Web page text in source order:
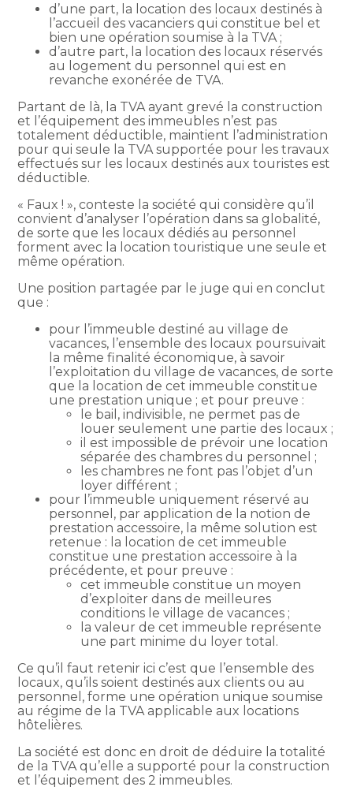
d’une part, la location des locaux destinés à
l’accueil des vacanciers qui constitue bel et
bien une opération soumise à la TVA ;
d’autre part, la location des locaux réservés
au logement du personnel qui est en
revanche exonérée de TVA.
Partant de là, la TVA ayant grevé la construction
et l’équipement des immeubles n’est pas
totalement déductible, maintient l’administration
pour qui seule la TVA supportée pour les travaux
effectués sur les locaux destinés aux touristes est
déductible.
« Faux ! », conteste la société qui considère qu’il
convient d’analyser l’opération dans sa globalité,
de sorte que les locaux dédiés au personnel
forment avec la location touristique une seule et
même opération.
Une position partagée par le juge qui en conclut
que :
pour l’immeuble destiné au village de
vacances, l’ensemble des locaux poursuivait
la même finalité économique, à savoir
l’exploitation du village de vacances, de sorte
que la location de cet immeuble constitue
une prestation unique ; et pour preuve :
le bail, indivisible, ne permet pas de
louer seulement une partie des locaux ;
il est impossible de prévoir une location
séparée des chambres du personnel ;
les chambres ne font pas l’objet d’un
loyer différent ;
pour l’immeuble uniquement réservé au
personnel, par application de la notion de
prestation accessoire, la même solution est
retenue : la location de cet immeuble
constitue une prestation accessoire à la
précédente, et pour preuve :
cet immeuble constitue un moyen
d’exploiter dans de meilleures
conditions le village de vacances ;
la valeur de cet immeuble représente
une part minime du loyer total.
Ce qu’il faut retenir ici c’est que l’ensemble des
locaux, qu’ils soient destinés aux clients ou au
personnel, forme une opération unique soumise
au régime de la TVA applicable aux locations
hôtelières.
La société est donc en droit de déduire la totalité
de la TVA qu’elle a supporté pour la construction
et l’équipement des 2 immeubles.